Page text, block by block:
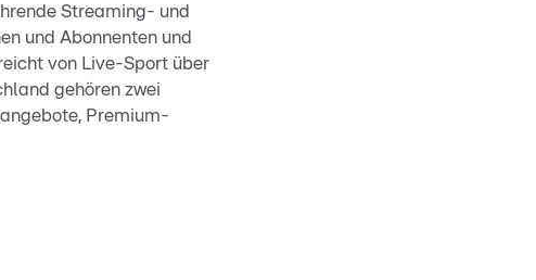
Streaming- und
und Abonnenten und
von Live-Sport über
gehören zwei
Premium-